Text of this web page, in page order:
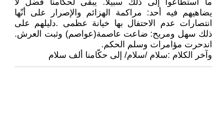
ما استطاعوا إلى ذلك سبيلا. يبقى لحكامنا فضل لا
يضاهيهم فيه أحد: مراكمة الهزائم والإصرار على أنّها
انتصارات عدم الاحتفال بها خيانة عظمى .دليلهم على
ذلك سهل ومريح: ضاعت عاصمة(عواصم) وثبت العرش.
اندحرت مؤامرات وسلم الحكم.
وآخر الكلام :سلام /سلام/ إلى حكّامنا ألف سلام